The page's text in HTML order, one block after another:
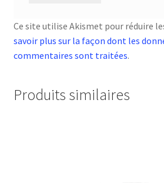
Ce site utilise Akismet pour réduire
savoir plus sur la façon dont les
commentaires sont traitées.
Produits similaires